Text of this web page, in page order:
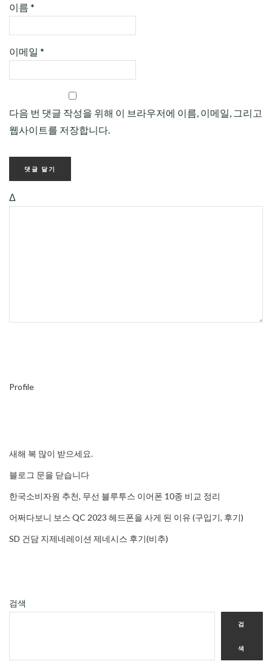
이름 *
이메일 *
다음 번 댓글 작성을 위해 이 브라우저에 이름, 이메일, 그리고
웹사이트를 저장합니다.
Δ
Profile
새해 복 많이 받으세요.
블로그 문을 닫습니다
한국소비자원 추천, 무선 블루투스 이어폰 10종 비교 정리
어쩌다보니 보스 QC 2023 헤드폰을 사게 된 이유 (구입기, 후기)
SD 건담 지제네레이션 제네시스 후기(비추)
검색
검
색